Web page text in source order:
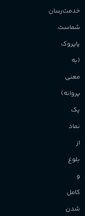
خدمت‌رسان
شماست.
پاپروک
(به
معنی
پروانه)
یک
نماد
از
بلوغ
و
کامل
شدن